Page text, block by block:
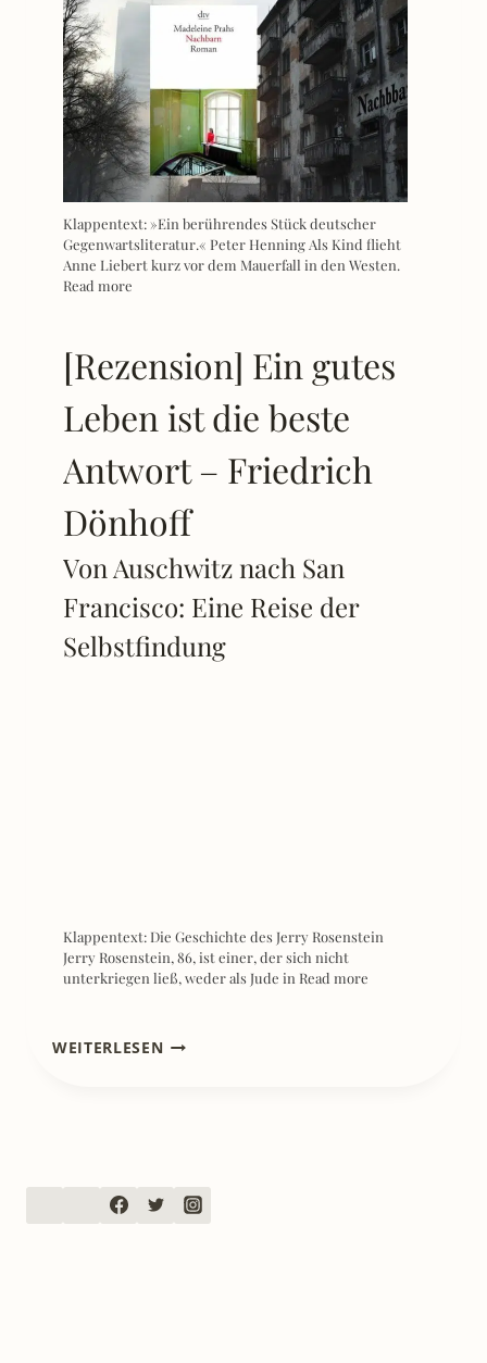
Klappentext: »Ein berührendes Stück deutscher
Gegenwartsliteratur.« Peter Henning Als Kind flieht
Anne Liebert kurz vor dem Mauerfall in den Westen.
Read more
[Rezension] Ein gutes
Leben ist die beste
Antwort – Friedrich
Dönhoff
Von Auschwitz nach San
Francisco: Eine Reise der
Selbstfindung
Klappentext: Die Geschichte des Jerry Rosenstein
Jerry Rosenstein, 86, ist einer, der sich nicht
unterkriegen ließ, weder als Jude in Read more
WEITERLESEN[REZENSION]
GÄNSEHAUT
MACHT: